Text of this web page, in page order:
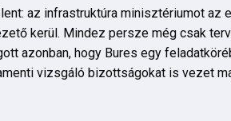
az infrastruktúra minisztériumot
kerül. Mindez persze még csak
azonban, hogy Bures egy
vizsgáló bizottságokat is vezet